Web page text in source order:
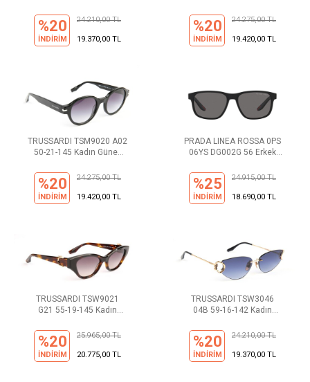
%20
İNDİRİM
24.210,00 TL
19.370,00 TL
%20
İNDİRİM
24.275,00 TL
19.420,00 TL
TRUSSARDI TSM9020 A02
50-21-145 Kadın Güneş
%20
İNDİRİM
24.275,00 TL
19.420,00 TL
PRADA LINEA ROSSA 0PS
06YS DG002G 56 Erkek
%25
İNDİRİM
24.915,00 TL
18.690,00 TL
TRUSSARDI TSW9021
G21 55-19-145 Kadın
%20
İNDİRİM
25.965,00 TL
20.775,00 TL
TRUSSARDI TSW3046
04B 59-16-142 Kadın
%20
İNDİRİM
24.210,00 TL
19.370,00 TL